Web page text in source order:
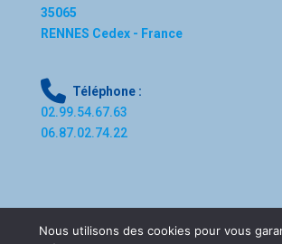
35065
RENNES Cedex - France
Téléphone :
02.99.54.67.63
06.87.02.74.22
Nous utilisons des cookies pour vous